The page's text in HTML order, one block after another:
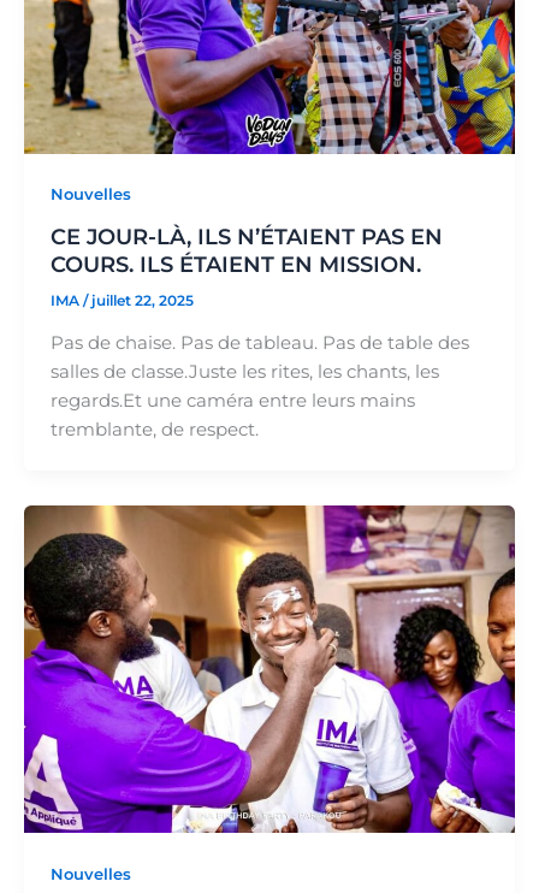
Nouvelles
CE JOUR-LÀ, ILS N’ÉTAIENT PAS EN
COURS. ILS ÉTAIENT EN MISSION.
IMA / juillet 22, 2025
Pas de chaise. Pas de tableau. Pas de table des
salles de classe.Juste les rites, les chants, les
regards.Et une caméra entre leurs mains
tremblante, de respect.
Nouvelles